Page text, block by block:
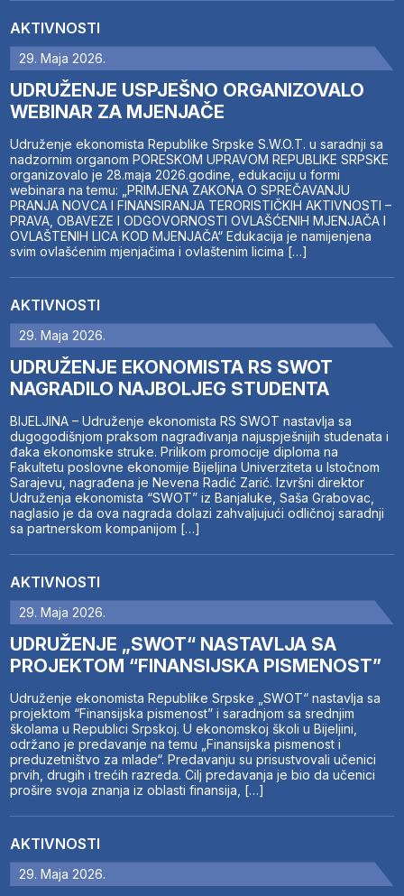
AKTIVNOSTI
29. Maja 2026.
UDRUŽENJE USPJEŠNO ORGANIZOVALO
WEBINAR ZA MJENJAČE
Udruženje ekonomista Republike Srpske S.W.O.T. u saradnji sa
nadzornim organom PORESKOM UPRAVOM REPUBLIKE SRPSKE
organizovalo je 28.maja 2026.godine, edukaciju u formi
webinara na temu: „PRIMJENA ZAKONA O SPREČAVANJU
PRANJA NOVCA I FINANSIRANJA TERORISTIČKIH AKTIVNOSTI –
PRAVA, OBAVEZE I ODGOVORNOSTI OVLAŠĆENIH MJENJAČA I
OVLAŠTENIH LICA KOD MJENJAČA“ Edukacija je namijenjena
svim ovlašćenim mjenjačima i ovlaštenim licima […]
AKTIVNOSTI
29. Maja 2026.
UDRUŽENJE EKONOMISTA RS SWOT
NAGRADILO NAJBOLJEG STUDENTA
BIJELJINA – Udruženje ekonomista RS SWOT nastavlja sa
dugogodišnjom praksom nagrađivanja najuspješnijih studenata i
đaka ekonomske struke. Prilikom promocije diploma na
Fakultetu poslovne ekonomije Bijeljina Univerziteta u Istočnom
Sarajevu, nagrađena je Nevena Radić Zarić. Izvršni direktor
Udruženja ekonomista “SWOT” iz Banjaluke, Saša Grabovac,
naglasio je da ova nagrada dolazi zahvaljujući odličnoj saradnji
sa partnerskom kompanijom […]
AKTIVNOSTI
29. Maja 2026.
UDRUŽENJE „SWOT“ NASTAVLJA SA
PROJEKTOM “FINANSIJSKA PISMENOST”
Udruženje ekonomista Republike Srpske „SWOT“ nastavlja sa
projektom “Finansijska pismenost” i saradnjom sa srednjim
školama u Republici Srpskoj. U ekonomskoj školi u Bijeljini,
održano je predavanje na temu „Finansijska pismenost i
preduzetništvo za mlade“. Predavanju su prisustvovali učenici
prvih, drugih i trećih razreda. Cilj predavanja je bio da učenici
prošire svoja znanja iz oblasti finansija, […]
AKTIVNOSTI
29. Maja 2026.